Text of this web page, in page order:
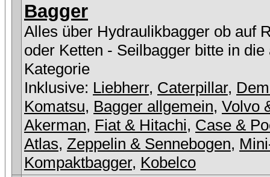
Bagger
Alles über Hydraulikbagger ob auf
oder Ketten - Seilbagger bitte in die
Kategorie
Inklusive: Liebherr, Caterpillar,
Komatsu, Bagger allgemein, Volvo
Akerman, Fiat & Hitachi, Case &
Atlas, Zeppelin & Sennebogen,
Kompaktbagger, Kobelco